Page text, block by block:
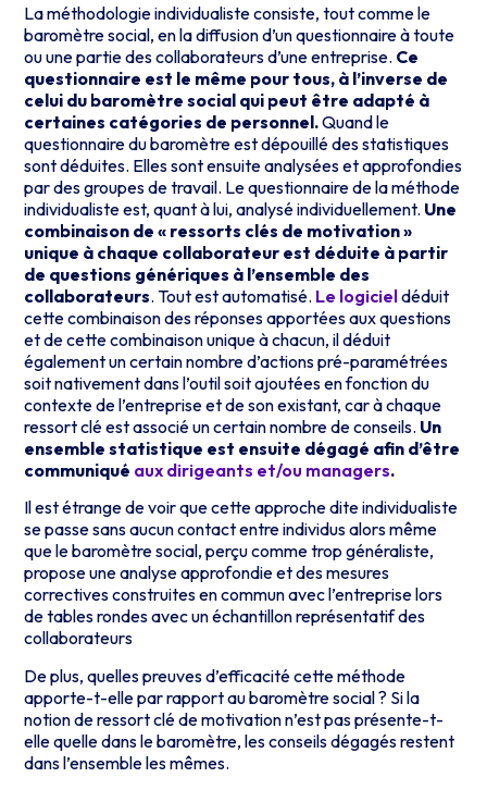
La méthodologie individualiste consiste, tout comme le
baromètre social, en la diffusion d’un questionnaire à toute
ou une partie des collaborateurs d’une entreprise. Ce
questionnaire est le même pour tous, à l’inverse de
celui du baromètre social qui peut être adapté à
certaines catégories de personnel.Quand le
questionnaire du baromètre est dépouillé des statistiques
sont déduites. Elles sont ensuite analysées et approfondies
par des groupes de travail. Le questionnaire de la méthode
individualiste est, quant à lui, analysé individuellement. Une
combinaison de « ressorts clés de motivation »
unique à chaque collaborateur est déduite à partir
de questions génériques à l’ensemble des
collaborateurs. Tout est automatisé. Le logicieldéduit
cette combinaison des réponses apportées aux questions
et de cette combinaison unique à chacun, il déduit
également un certain nombre d’actions pré-paramétrées
soit nativement dans l’outil soit ajoutées en fonction du
contexte de l’entreprise et de son existant, car à chaque
ressort clé est associé un certain nombre de conseils. Un
ensemble statistique est ensuite dégagé afin d’être
communiqué aux dirigeants et/ou managers.
Il est étrange de voir que cette approche dite individualiste
se passe sans aucun contact entre individus alors même
que le baromètre social, perçu comme trop généraliste,
propose une analyse approfondie et des mesures
correctives construites en commun avec l’entreprise lors
de tables rondes avec un échantillon représentatif des
collaborateurs
De plus, quelles preuves d’efficacité cette méthode
apporte-t-elle par rapport au baromètre social ? Si la
notion de ressort clé de motivation n’est pas présente-t-
elle quelle dans le baromètre, les conseils dégagés restent
dans l’ensemble les mêmes.